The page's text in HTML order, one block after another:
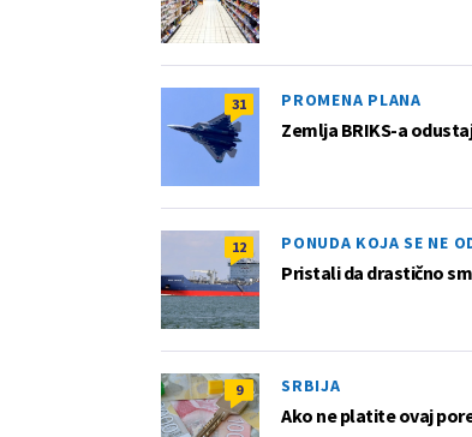
31 PROMENA PLANA
Zemlja BRIKS-a
12 PONUDA KOJA SE NE
Pristali da drastično
9 SRBIJA
Ako ne platite ovaj